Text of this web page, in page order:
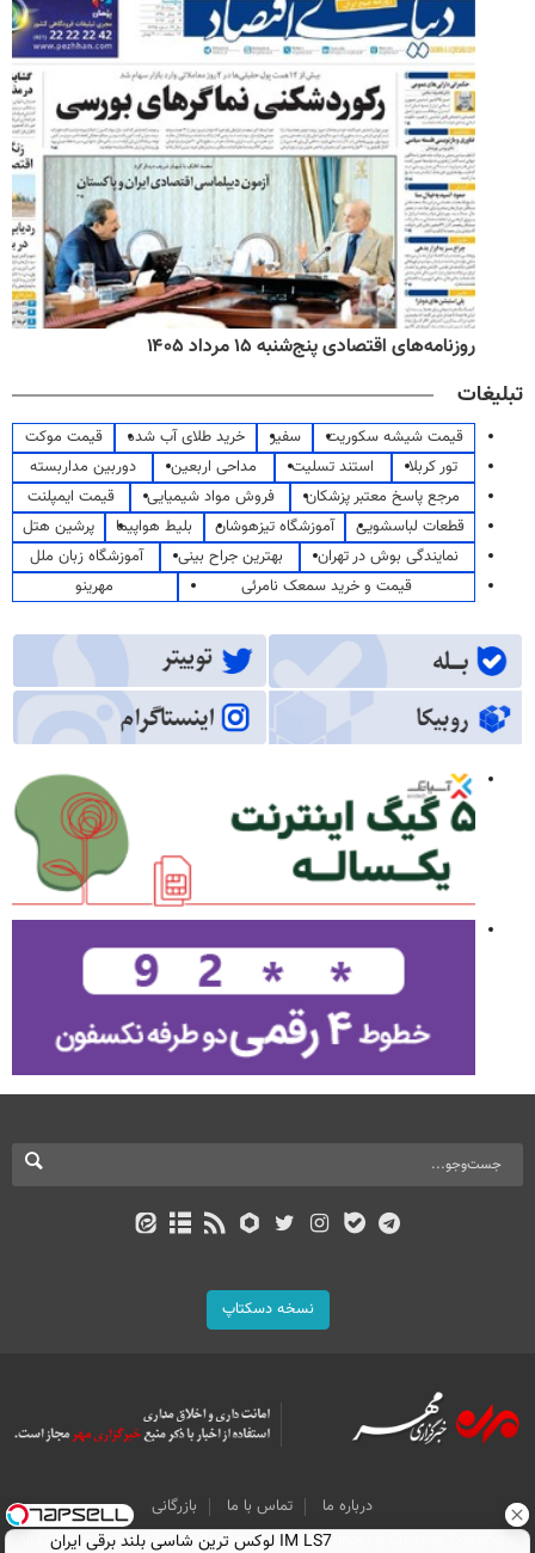
روزنامه‌های اقتصادی پنج‌شنبه ۱۵ مرداد ۱۴۰۵
تبلیغات
قیمت شیشه سکوریت سفیر خرید طلای آب شده
قیمت موکت
تور کربلا
استند تسلیت مداحی اربعین
دوربین مداربسته
مرجع پاسخ معتبر پزشکان
فروش مواد شیمیایی
قیمت ایمپلنت
قطعات لباسشویی
آموزشگاه تیزهوشان بلیط هواپیما
پرشین هتل
نمایندگی بوش در تهران
بهترین جراح بینی
آموزشگاه زبان ملل
قیمت و خرید سمعک نامرئی
مهرینو
نسخه دسکتاپ
درباره ما تماس با ما
بازرگانی
All Content by Mehr News Agency is licensed under a Creative Commons
IM LS7 لوکس ترین شاسی بلند برقی ایران